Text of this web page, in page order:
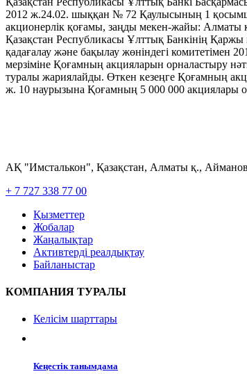
2012 ж.24.02. шыққан № 72 Қаулысының 1
акционерлік қоғамы, заңды мекен-жайы: Алматы
Қазақстан Республикасы Ұлттық Банкінің
қадағалау және бақылау жөніндегі комитетімен
мерзіміне Қоғамның акцияларын орналастыру
туралы жариялайды. Өткен кезеңге Қоғамның
ж. 10 наурызына Қоғамның 5 000 000 акциялары
АҚ "Имсталькон", Қазақстан, Алматы қ.,
+ 7 727 338 77 00
Қызметтер
Жобалар
Жаңалықтар
Активтерді реалдықтау
Байланыстар
КОМПАНИЯ ТУРАЛЫ
Келісім шарттары
Кеңестік танымдама